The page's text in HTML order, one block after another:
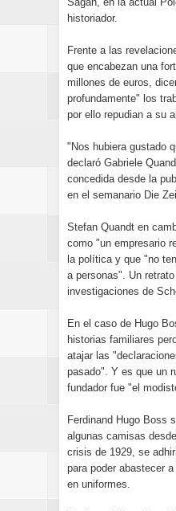
historiador.
Frente a las
que encabezan una
millones de euros,
profundamente" los
por ello repudian a su
"Nos hubiera gustado
declaró Gabriele
concedida desde la
en el semanario Die
Stefan Quandt en
como "un empresario
la política y que "no
a personas". Un
investigaciones de
En el caso de Hugo
historias familiares
atajar las
pasado". Y es que un
fundador fue "el
Ferdinand Hugo Boss
algunas camisas
crisis de 1929, se
para poder abastecer
en uniformes.